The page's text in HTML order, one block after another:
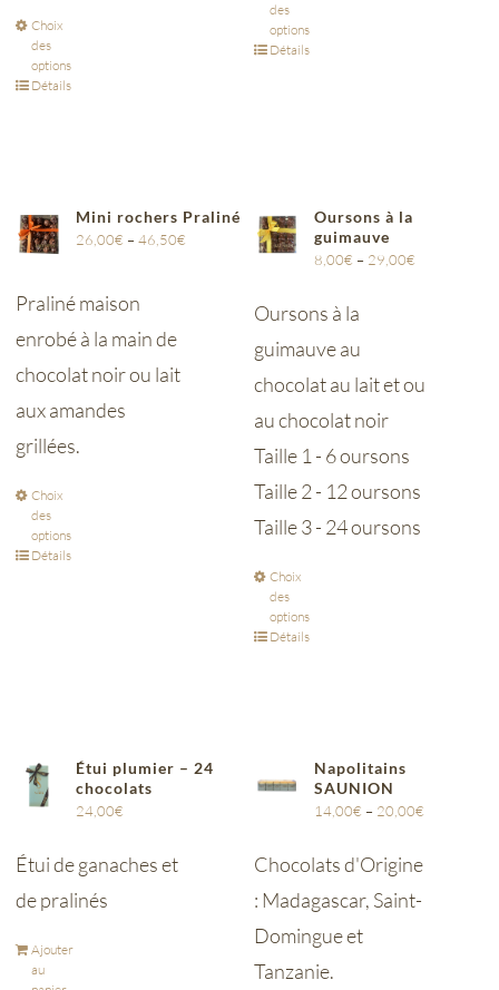
Choix
des
options
Détails
des
options
Détails
Mini rochers Praliné
26,00€ – 46,50€
Praliné maison
enrobé à la main de
chocolat noir ou lait
aux amandes
grillées.
Choix
des
options
Détails
Oursons à la
guimauve
8,00€ – 29,00€
Oursons à la
guimauve au
chocolat au lait et ou
au chocolat noir
Taille 1 - 6 oursons
Taille 2 - 12 oursons
Taille 3 - 24 oursons
Choix
des
options
Détails
Étui plumier – 24
chocolats
24,00€
Étui de ganaches et
de pralinés
Ajouter
au
Napolitains
SAUNION
14,00€ – 20,00€
Chocolats d'Origine
: Madagascar, Saint-
Domingue et
Tanzanie.